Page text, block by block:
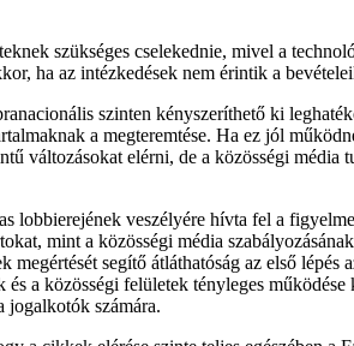
szükséges cselekednie, mivel a
ha az intézkedések nem érintik a
szinten kényszeríthető ki
a megteremtése. Ha ez jól
változásokat elérni, de a közösségi média
lobbierejének veszélyére hívta fel a
mint a közösségi média
segítő átláthatóság az első
a közösségi felületek tényleges működése
jogalkotók számára.